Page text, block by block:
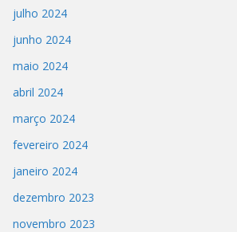
julho 2024
junho 2024
maio 2024
abril 2024
março 2024
fevereiro 2024
janeiro 2024
dezembro 2023
novembro 2023